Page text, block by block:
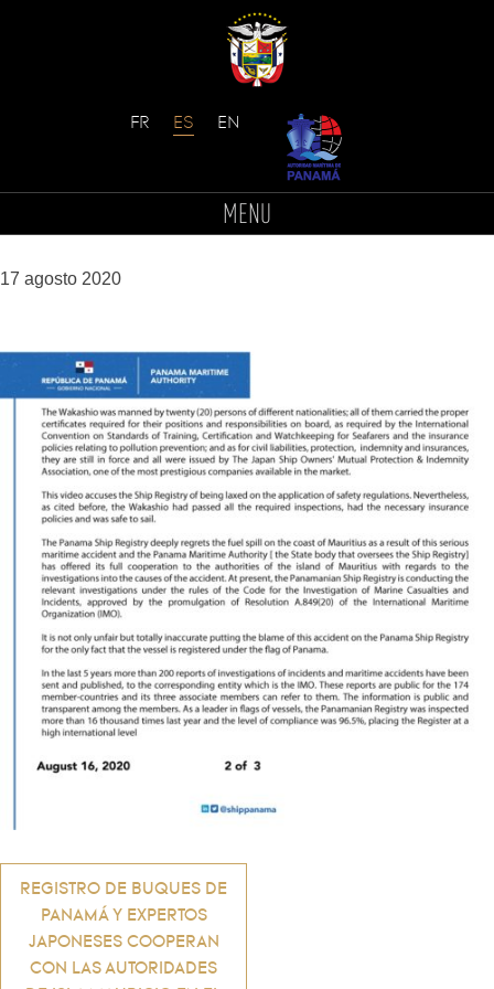
content
MENU
IMG-20200817-WA0002
17 agosto 2020
Navegación
de
REGISTRO DE BUQUES DE
PANAMÁ Y EXPERTOS
JAPONESES COOPERAN
CON LAS AUTORIDADES